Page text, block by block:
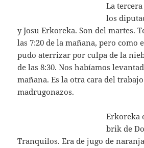
La
los
y Josu Erkoreka. Son del martes.
las 7:20 de la mañana, pero como
pudo aterrizar por culpa de la
de las 8:30. Nos habíamos
mañana. Es la otra cara del
madrugonazos.
Erkoreka
brik de
Tranquilos. Era de jugo de